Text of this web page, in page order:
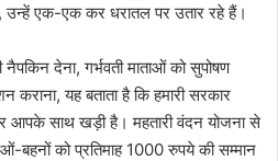
उन्हें एक-एक कर धरातल पर उतार रहे हैं।
देना, गर्भवती माताओं को सुपोषण
कराना, यह बताता है कि हमारी सरकार
आपके साथ खड़ी है। महतारी वंदन योजना से
को प्रतिमाह 1000 रुपये की सम्मान